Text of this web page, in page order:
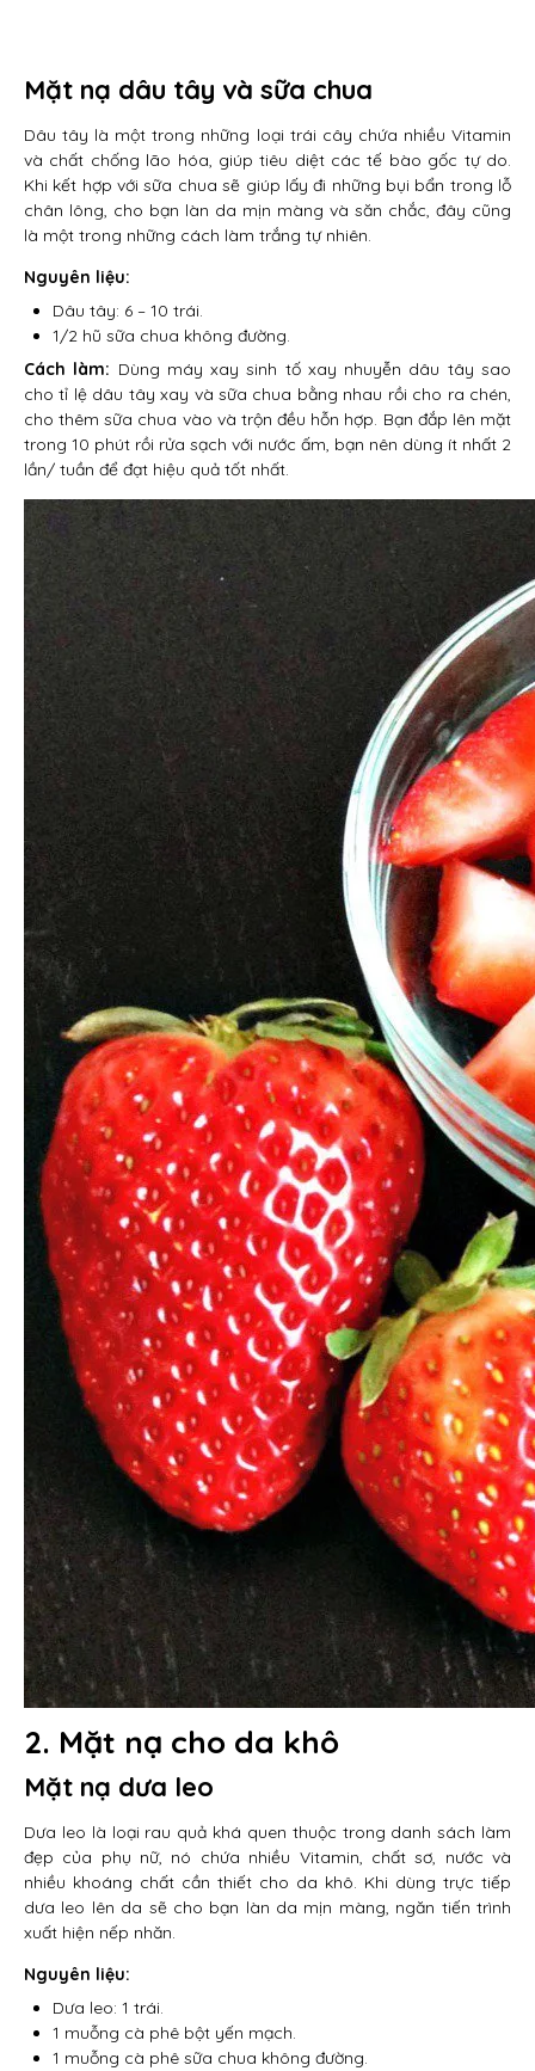
Mặt nạ dâu tây và sữa chua
Dâu tây là một trong những loại trái cây chứa nhiều Vitamin
và chất chống lão hóa, giúp tiêu diệt các tế bào gốc tự do.
Khi kết hợp với sữa chua sẽ giúp lấy đi những bụi bẩn trong lỗ
chân lông, cho bạn làn da mịn màng và săn chắc, đây cũng
là một trong những cách làm trắng tự nhiên.
Nguyên liệu:
Dâu tây: 6 – 10 trái.
1/2 hũ sữa chua không đường.
Cách làm: Dùng máy xay sinh tố xay nhuyễn dâu tây sao
cho tỉ lệ dâu tây xay và sữa chua bằng nhau rồi cho ra chén,
cho thêm sữa chua vào và trộn đều hỗn hợp. Bạn đắp lên mặt
trong 10 phút rồi rửa sạch với nước ấm, bạn nên dùng ít nhất 2
lần/ tuần để đạt hiệu quả tốt nhất.
2. Mặt nạ cho da khô
Mặt nạ dưa leo
Dưa leo là loại rau quả khá quen thuộc trong danh sách làm
đẹp của phụ nữ, nó chứa nhiều Vitamin, chất sơ, nước và
nhiều khoáng chất cần thiết cho da khô. Khi dùng trực tiếp
dưa leo lên da sẽ cho bạn làn da mịn màng, ngăn tiến trình
xuất hiện nếp nhăn.
Nguyên liệu:
Dưa leo: 1 trái.
1 muỗng cà phê bột yến mạch.
1 muỗng cà phê sữa chua không đường.